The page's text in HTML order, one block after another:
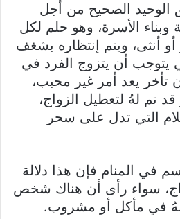
الوحيد الصحيح من أجل
وبناء الأسرة، وهو حلم لكل
أنثى، ويتم إنتظاره بشغف
يتوجب أن يتزوج الفرد في
تأخر يعد أمر غير محبب،
تم لهُ لتعطيل الزواج،
التي تدل على سحر
في المنام فإن هذا دلالة
سواء رأى أن هناك شخص
في مأكل أو مشروب.